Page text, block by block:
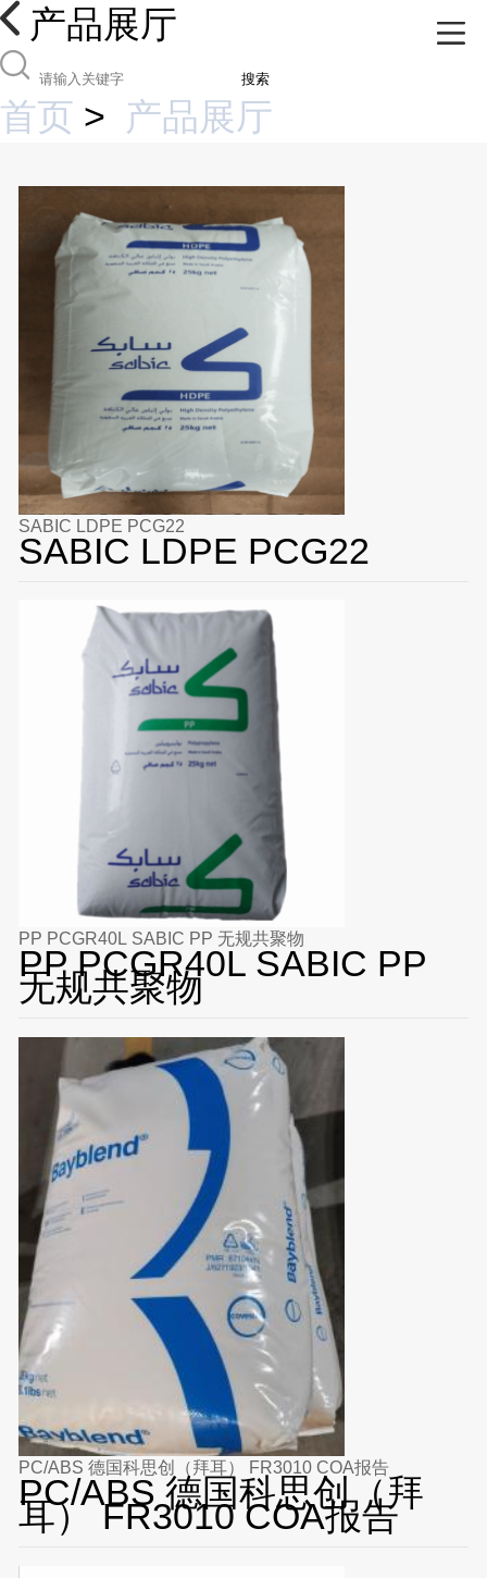
产品展厅
搜索
首页 > 产品展厅
SABIC LDPE PCG22
SABIC LDPE PCG22
PP PCGR40L SABIC PP 无规共聚物
PP PCGR40L SABIC PP
无规共聚物
PC/ABS 德国科思创（拜耳） FR3010 COA报告
PC/ABS 德国科思创（拜
耳） FR3010 COA报告